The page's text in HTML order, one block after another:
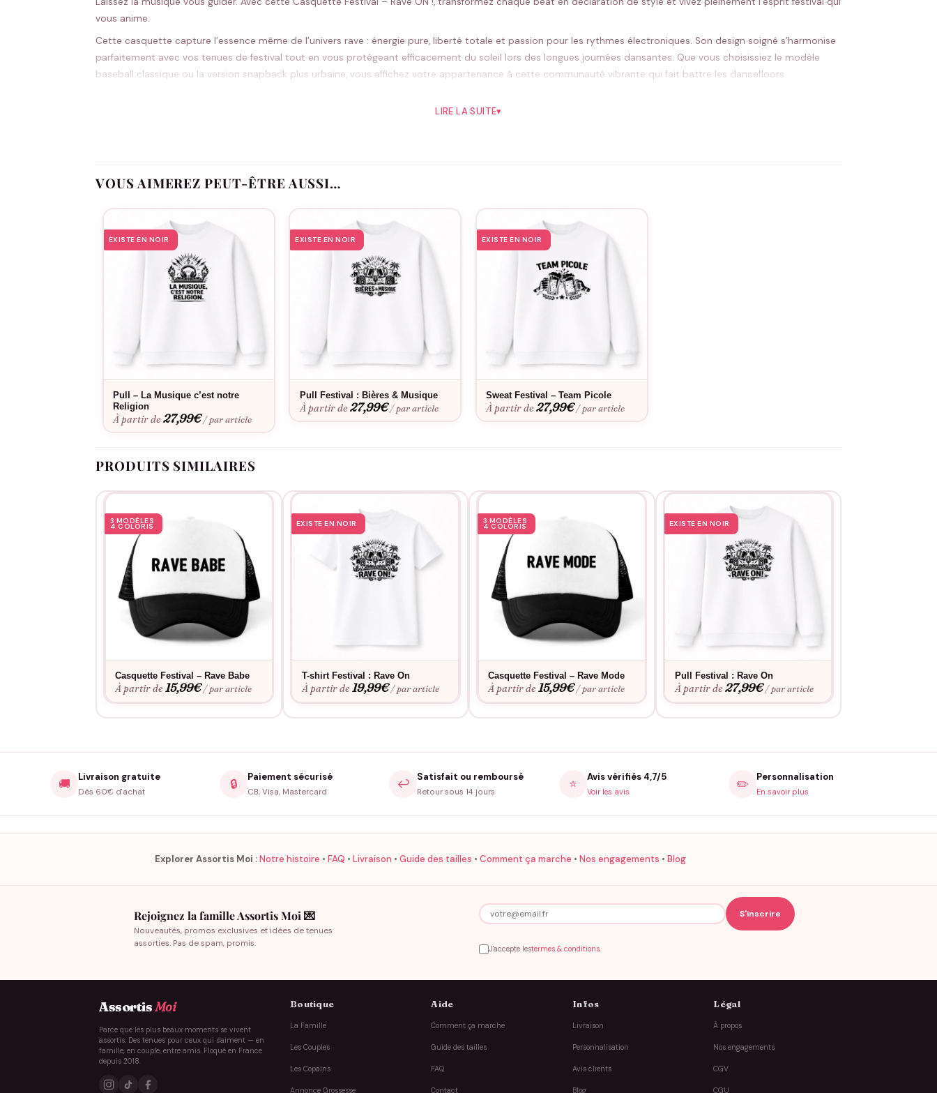
vous anime.
Cette casquette capture l’essence même de l’univers rave : énergie pure, liberté totale et passion pour les rythmes électroniques. Son design soigné s’harmonise
parfaitement avec vos tenues de festival tout en vous protégeant efficacement du soleil lors des longues journées dansantes. Que vous choisissiez le modèle
baseball classique ou la version snapback plus urbaine, vous affichez votre appartenance à cette communauté vibrante qui fait battre les dancefloors.
marie naturellement à votre garde-robe festival et devient rapidement l’accessoire incontournable de vos sorties nocturnes.
Styles variés : baseball intemporel, filet respirant ou snapback tendance
Protection solaire efficace lors des festivals en plein air
Palette de couleurs étendue pour s’adapter à tous vos looks
Résistante aux conditions extérieures des événements
Consultez notreguide des taillespour choisir la coupe parfaite. Envie d’une touche personnelle ? Découvrez notreservice de personnalisation
résister aux conditions de festival, cette casquette conserve sa forme et ses couleurs lavage après lavage.
LIRE LA SUITE▾
VOUS AIMEREZ PEUT-ÊTRE AUSSI…
EXISTE EN NOIR
Pull – La Musique c’est notre
Religion
À partir de27,99€ / par article
EXISTE EN NOIR
Pull Festival : Bières & Musique
À partir de27,99€ / par article
EXISTE EN NOIR
Sweat Festival – Team Picole
À partir de27,99€ / par article
PRODUITS SIMILAIRES
3 MODÈLES
4 COLORIS
Casquette Festival – Rave Babe
À partir de15,99€ / par article
EXISTE EN NOIR
T-shirt Festival : Rave On
À partir de19,99€ / par article
3 MODÈLES
4 COLORIS
Casquette Festival – Rave Mode
À partir de15,99€ / par article
EXISTE EN NOIR
Pull Festival : Rave On
À partir de27,99€ / par article
🚚 Livraison gratuite
Dès 60€ d'achat
🔒 Paiement sécurisé
CB, Visa, Mastercard
↩️ Satisfait ou remboursé
Retour sous 14 jours
⭐ Avis vérifiés 4,7/5
Voir les avis ✏️ Personnalisation
En savoir plus
Explorer Assortis Moi :Notre histoire • FAQ • Livraison • Guide des tailles • Comment ça marche • Nos engagements • Blog
Rejoignez la famille Assortis Moi 💌
Nouveautés, promos exclusives et idées de tenues
assorties. Pas de spam, promis.
J'accepte lestermes & conditions
AssortisMoi
Parce que les plus beaux moments se vivent
assortis. Des tenues pour ceux qui s'aiment — en
famille, en couple, entre amis. Floqué en France
depuis 2018.
Boutique
La Famille
Les Couples
Les Copains
Annonce Grossesse
Aide
Comment ça marche
Guide des tailles
FAQ
Contact
Infos
Livraison
Personnalisation
Avis clients
Blog
Légal
À propos
Nos engagements
CGV
CGU